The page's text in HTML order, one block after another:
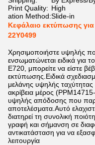
Print Quality: High
ation Method:Slide-in
Κεφάλαιο εκτύπωσης
22Y0499
Χρησιμοποιήστε υψηλής
ενσωματώνεται ειδικά για
E720, μπορείτε να είστε
εκτύπωσης.Ειδικά
μελάνης υψηλής
ακρίβεια μέρος
υψηλής απόδοσης που
αποτελέσματα.Αυτό
διατηρεί τη συνολική
γραφή και σήμανση σε
αντικατάσταση για να
λειτουργία